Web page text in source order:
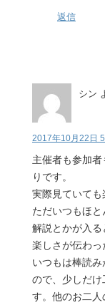
返信
シン
2017年10月22日
主催者も参加
りです。
実際見ていて
ただいつもほと
解説とかが入
楽しさが伝わっ
いつもは棒読
ので、少しだけ
す。他のお二人